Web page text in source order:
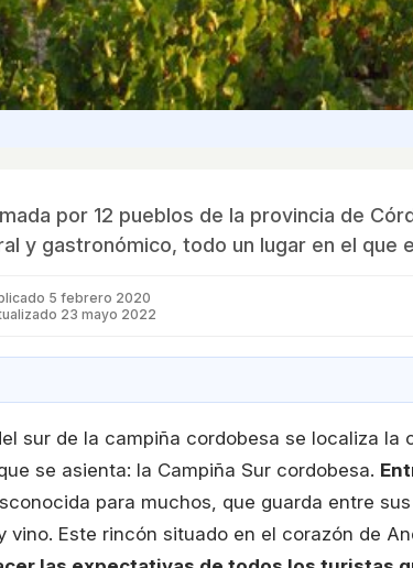
por 12 pueblos de la provincia de
y gastronómico, todo un lugar en el que
5 febrero 2020
23 mayo 2022
sur de la campiña cordobesa se localiza la
se asienta: la Campiña Sur cordobesa.
para muchos, que guarda entre
vino. Este rincón situado en el corazón de